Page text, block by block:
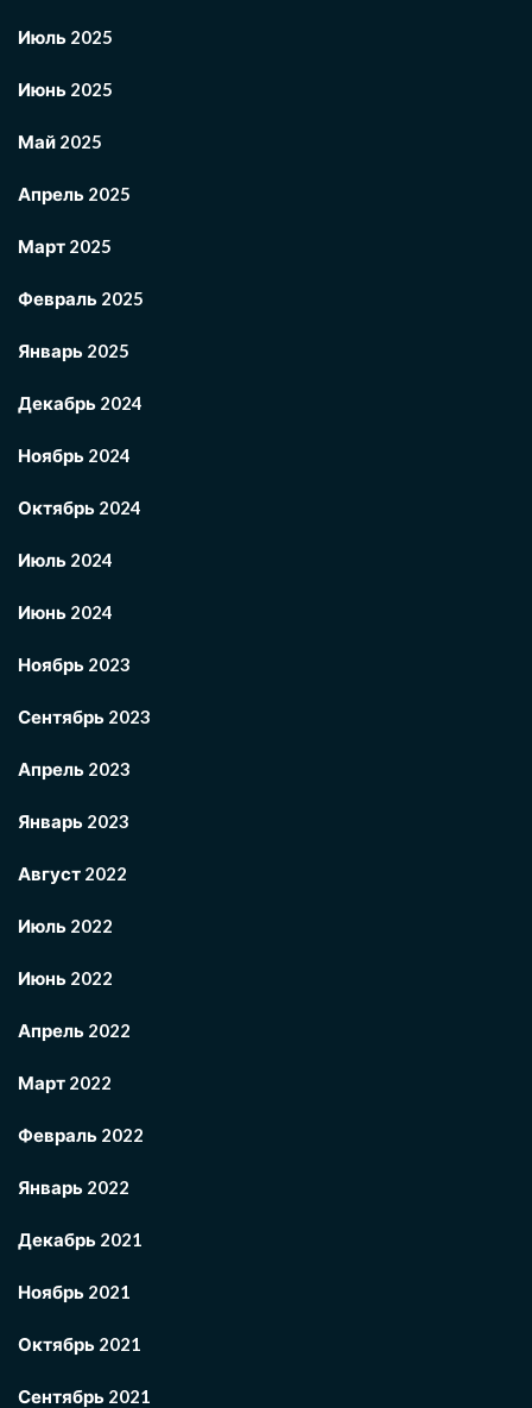
Июль 2025
Июнь 2025
Май 2025
Апрель 2025
Март 2025
Февраль 2025
Январь 2025
Декабрь 2024
Ноябрь 2024
Октябрь 2024
Июль 2024
Июнь 2024
Ноябрь 2023
Сентябрь 2023
Апрель 2023
Январь 2023
Август 2022
Июль 2022
Июнь 2022
Апрель 2022
Март 2022
Февраль 2022
Январь 2022
Декабрь 2021
Ноябрь 2021
Октябрь 2021
Сентябрь 2021